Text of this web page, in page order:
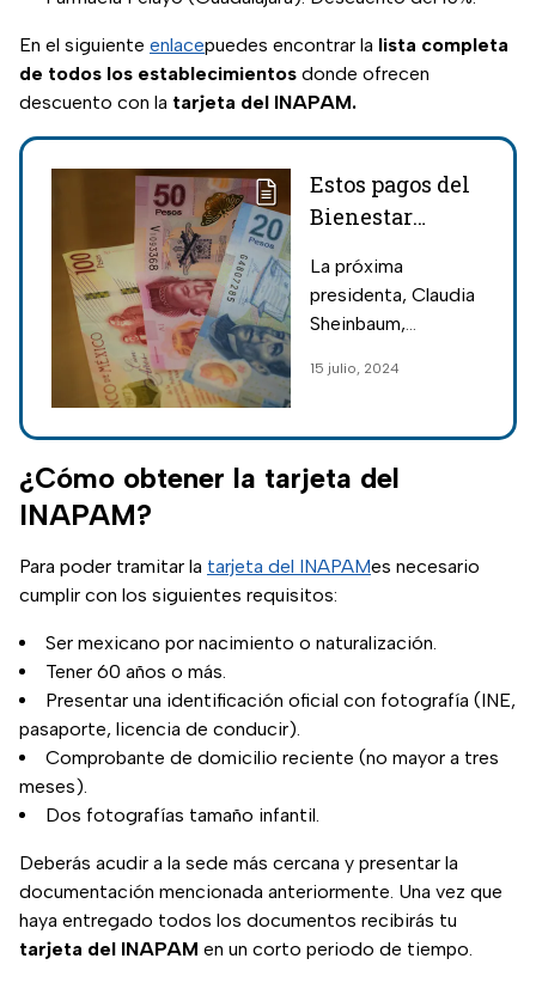
En el siguiente enlacepuedes encontrar la lista completa
de todos los establecimientos donde ofrecen
descuento con la tarjeta del INAPAM.
Estos pagos del
Bienestar
aumento
confirmado en
La próxima
presidenta, Claudia
Sheinbaum,
2025 habrá un
de ciertos apoyos;
esto dijo sobre los
programas del
15 julio, 2024
¿Cómo obtener la tarjeta del
INAPAM?
Para poder tramitar la tarjeta del INAPAMes necesario
cumplir con los siguientes requisitos:
Ser mexicano por nacimiento o naturalización.
Tener 60 años o más.
Presentar una identificación oficial con fotografía (INE,
pasaporte, licencia de conducir).
Comprobante de domicilio reciente (no mayor a tres
meses).
Dos fotografías tamaño infantil.
Deberás acudir a la sede más cercana y presentar la
documentación mencionada anteriormente. Una vez que
haya entregado todos los documentos recibirás tu
tarjeta del INAPAM en un corto periodo de tiempo.